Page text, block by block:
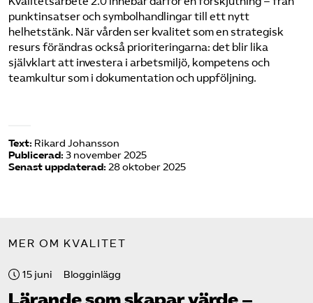
punktinsatser och symbolhandlingar till ett nytt
helhetstänk. När vården ser kvalitet som en strategisk
resurs förändras också prioriteringarna: det blir lika
självklart att investera i arbetsmiljö, kompetens och
teamkultur som i dokumentation och uppföljning.
Text: Rikard Johansson
Publicerad: 3 november 2025
Senast uppdaterad: 28 oktober 2025
MER OM KVALITET
15 juni Blogginlägg